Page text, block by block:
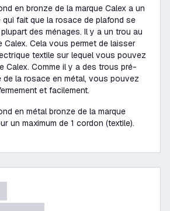
en bronze de la marque Calex a un
qui fait que la rosace de plafond se
des ménages. Il y a un trou au
Calex. Cela vous permet de laisser
textile sur lequel vous pouvez
Calex. Comme il y a des trous pré-
la rosace en métal, vous pouvez
et facilement.
en métal bronze de la marque
un maximum de 1 cordon (textile).